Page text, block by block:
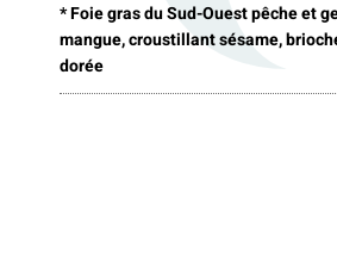
* Foie gras du Sud-Ouest pêche et
mangue, croustillant sésame,
dorée